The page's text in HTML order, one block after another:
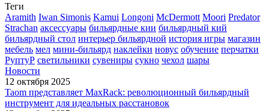
Теги
Aramith Iwan Simonis Kamui Longoni McDermott Moori Predator
Strachan аксессуары бильярдные кии бильярдный кий
бильярдный стол интерьер бильярдной история игры магазин
мебель мел мини-бильярд наклейки новус обучение перчатки
РуптуР светильники сувениры сукно чехол шары
Новости
12 октября 2025
Taom представляет MaxRack: революционный бильярдный
инструмент для идеальных расстановок